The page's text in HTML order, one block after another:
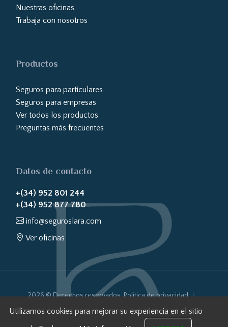
Utilizamos cookies para mejorar su experiencia en el sitio
Nuestras oficinas
Trabaja con nosotros
Productos
Seguros para particulares
Seguros para empresas
Ver todos los productos
Preguntas más frecuentes
Datos de contacto
+(34) 952 801 244
+(34) 952 877 780
info@seguroslara.com
Ver oficinas
2026 © Derechos reservados.Política de privacidad
Política de cookies
Aviso Legal
Transparencia Web
Sistema Interno de Información